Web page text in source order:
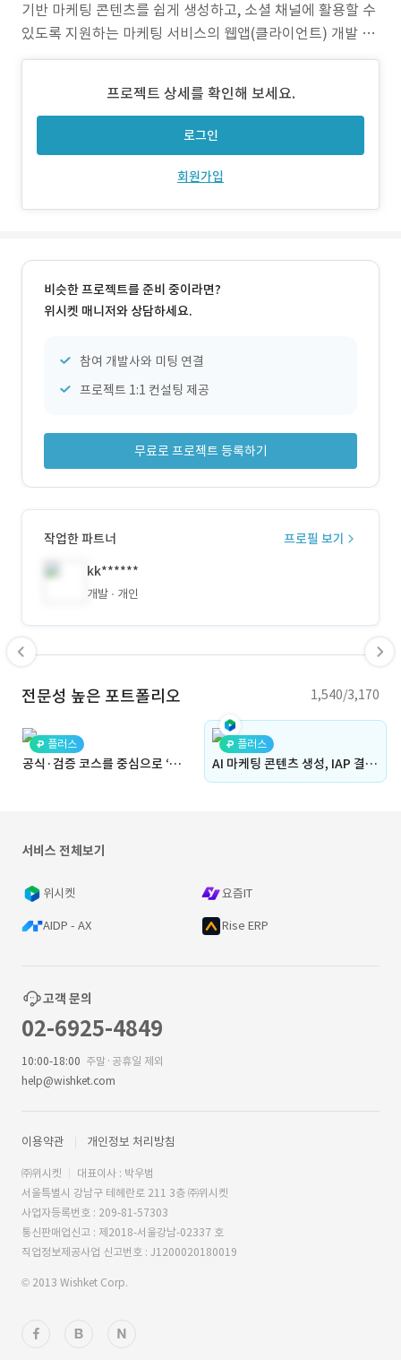
기반 마케팅 콘텐츠를 쉽게 생성하고, 소셜 채널에 활용할 수
있도록 지원하는 마케팅 서비스의 웹앱(클라이언트) 개발 사
례입니다. 사용자는 복잡한 마케팅 지식 없이도 이미지 생성,
할 수 있도록 구성된 것이 특징입니다. 2) 작업 범위 AI 마케
팅 서비스의 웹앱(클라이언트) 영역을
프로젝트 상세를 확인해 보세요.
로그인
회원가입
비슷한 프로젝트를 준비 중이라면?
위시켓 매니저와 상담하세요.
참여 개발사와 미팅 연결
프로젝트 1:1 컨설팅 제공
무료로 프로젝트 등록하기
작업한 파트너
프로필 보기
kk******
개발 개인
전문성 높은 포트폴리오 1,540/3,170
플러스
공식·검증 코스를 중심으로 ‘기록 → 도전 → 관계 → 거래 → 정체성’까지 이어지는 자전거 라이딩 플랫폼
플러스
AI 마케팅 콘텐츠 생성, IAP 결제, 소셜 공유를 지원하는 마케팅 앱 개발
서비스 전체보기
위시켓 요즘IT
AIDP - AX Rise ERP
고객 문의
02-6925-4849
10:00-18:00 주말·공휴일 제외
help@wishket.com
이용약관 개인정보 처리방침
㈜위시켓
대표이사 : 박우범
서울특별시 강남구 테헤란로 211 3층 ㈜위시켓
사업자등록번호 : 209-81-57303
통신판매업신고 : 제2018-서울강남-02337 호
직업정보제공사업 신고번호 : J1200020180019
© 2013 Wishket Corp.